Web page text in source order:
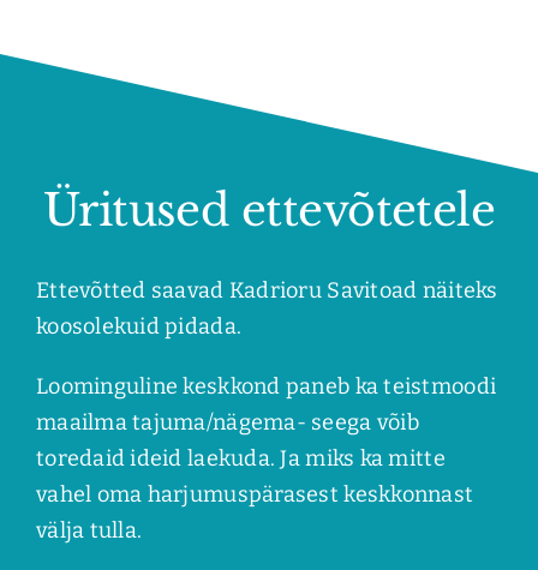
Üritused ettevõtetele
Ettevõtted saavad Kadrioru Savitoad näiteks
koosolekuid pidada.
Loominguline keskkond paneb ka teistmoodi
maailma tajuma/nägema- seega võib
toredaid ideid laekuda.Ja miks ka mitte
vahel oma harjumuspärasest keskkonnast
välja tulla.